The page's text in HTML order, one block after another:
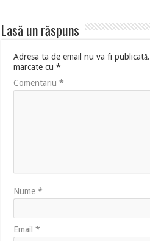
Lasă un răspuns
Adresa ta de email nu va fi publicată.
marcate cu*
Comentariu*
Nume*
Email*